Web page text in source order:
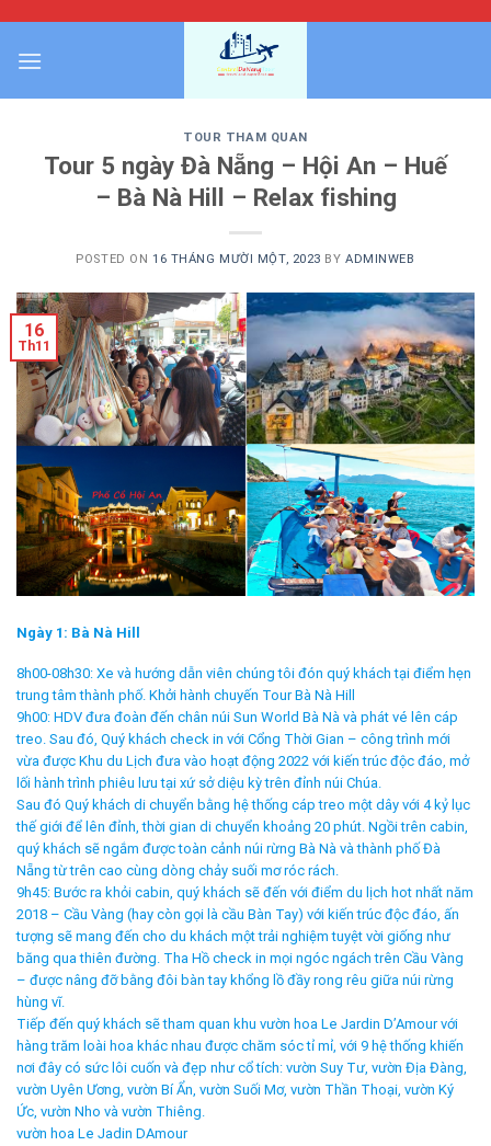
content
TOUR THAM QUAN
Tour 5 ngày Đà Nẵng – Hội An – Huế
– Bà Nà Hill – Relax fishing
POSTED ON 16 THÁNG MƯỜI MỘT, 2023 BYADMINWEB
16
Th11
Ngày 1: Bà Nà Hill
8h00-08h30: Xe và hướng dẫn viên chúng tôi đón quý khách tại điểm hẹn
trung tâm thành phố. Khởi hành chuyến Tour Bà Nà Hill
9h00: HDV đưa đoàn đến chân núi Sun World Bà Nà và phát vé lên cáp
treo. Sau đó, Quý khách check in với Cổng Thời Gian – công trình mới
vừa được Khu du Lịch đưa vào hoạt động 2022 với kiến trúc độc đáo, mở
lối hành trình phiêu lưu tại xứ sở diệu kỳ trên đỉnh núi Chúa.
Sau đó Quý khách di chuyển bằng hệ thống cáp treo một dây với 4 kỷ lục
thế giới để lên đỉnh, thời gian di chuyển khoảng 20 phút. Ngồi trên cabin,
quý khách sẽ ngắm được toàn cảnh núi rừng Bà Nà và thành phố Đà
Nẵng từ trên cao cùng dòng chảy suối mơ róc rách.
9h45: Bước ra khỏi cabin, quý khách sẽ đến với điểm du lịch hot nhất năm
2018 – Cầu Vàng (hay còn gọi là cầu Bàn Tay) với kiến trúc độc đáo, ấn
tượng sẽ mang đến cho du khách một trải nghiệm tuyệt vời giống như
băng qua thiên đường. Tha Hồ check in mọi ngóc ngách trên Cầu Vàng
– được nâng đỡ bằng đôi bàn tay khổng lồ đầy rong rêu giữa núi rừng
hùng vĩ.
Tiếp đến quý khách sẽ tham quan khu vườn hoa Le Jardin D’Amour với
hàng trăm loài hoa khác nhau được chăm sóc tỉ mỉ, với 9 hệ thống khiến
nơi đây có sức lôi cuốn và đẹp như cổ tích: vườn Suy Tư, vườn Địa Đàng,
vườn Uyên Ương, vườn Bí Ẩn, vườn Suối Mơ, vườn Thần Thoại, vườn Ký
Ức, vườn Nho và vườn Thiêng.
vườn hoa Le Jadin DAmour